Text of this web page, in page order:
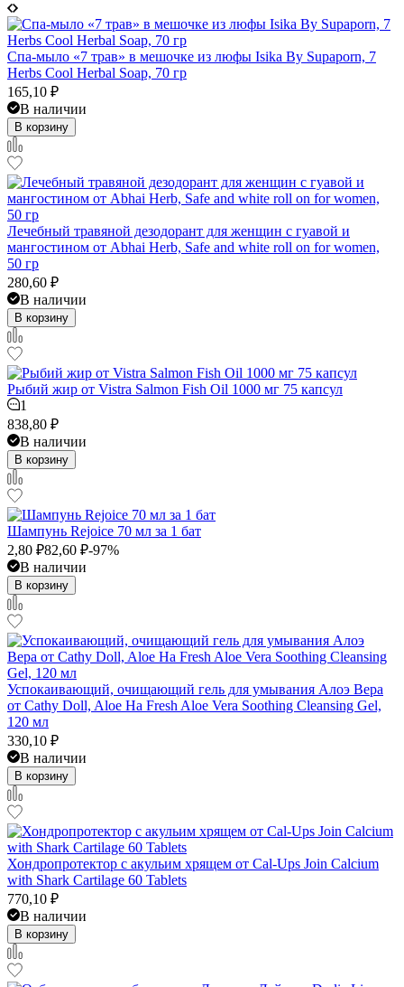
Спа-мыло «7 трав» в мешочке из люфы Isika By Supaporn, 7
Herbs Cool Herbal Soap, 70 гр
165,10 ₽
В наличии
В корзину
Лечебный травяной дезодорант для женщин с гуавой и
мангостином от Abhai Herb, Safe and white roll on for women,
50 гр
280,60 ₽
В наличии
В корзину
Рыбий жир от Vistra Salmon Fish Oil 1000 мг 75 капсул
1
838,80 ₽
В наличии
В корзину
Шампунь Rejoice 70 мл за 1 бат
2,80 ₽82,60 ₽-97%
В наличии
В корзину
Успокаивающий, очищающий гель для умывания Алоэ Вера
от Cathy Doll, Aloe Ha Fresh Aloe Vera Soothing Cleansing Gel,
120 мл
330,10 ₽
В наличии
В корзину
Хондропротектор с акульим хрящем от Cal-Ups Join Calcium
with Shark Cartilage 60 Tablets
770,10 ₽
В наличии
В корзину